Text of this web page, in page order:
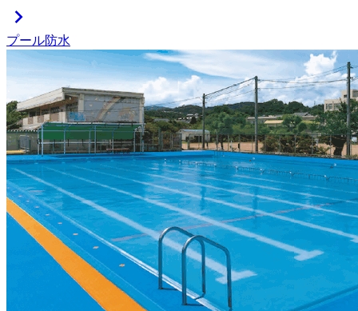
chevron_right
プール防水